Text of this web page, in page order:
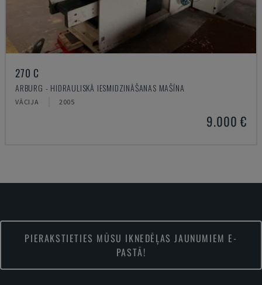
270 C
ARBURG - HIDRAULISKĀ IESMIDZINĀŠANAS MAŠĪNA
VĀCIJA 2005
9.000 €
PIERAKSTIETIES MŪSU IKNEDĒĻAS JAUNUMIEM E-
PASTĀ!